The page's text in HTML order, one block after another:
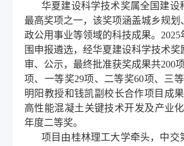
华夏建设科学技术奖属全国建设
最高奖项之一，该奖项涵盖城乡规划
政公用事业等领域的科技成果。
围申报遴选，经华夏建设科学技术
审、公示，最终批准获奖成果共200
项、一等奖29项、二等奖60项、三
明阳教授和钱凯副校长合作项目成
高性能混凝土关键技术开发及产业
年度二等奖。
项目由桂林理工大学牵头，中交